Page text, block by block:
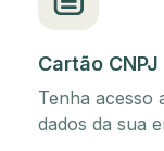
Cartão CNPJ
Tenha acesso
dados da sua